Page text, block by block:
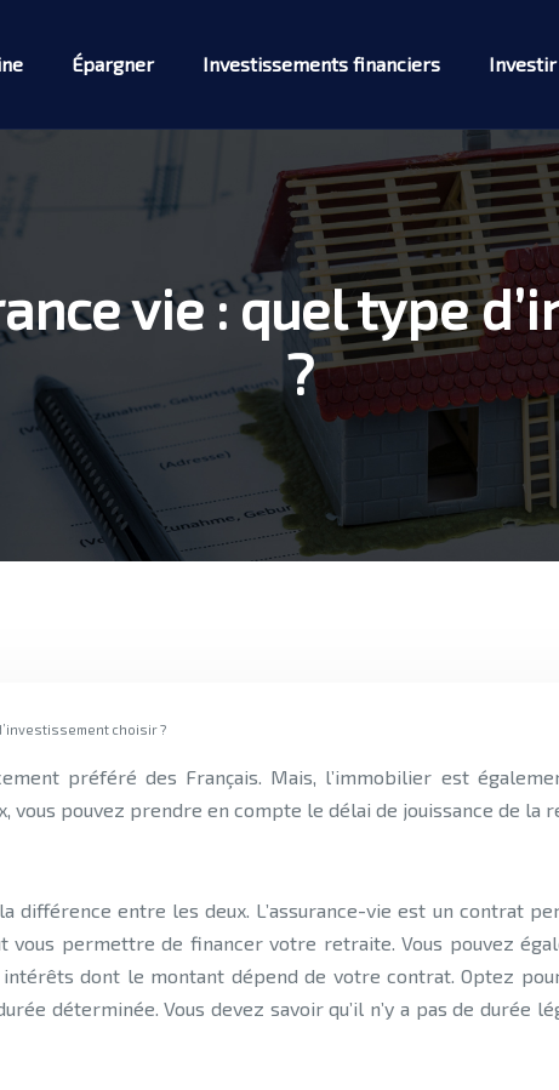
Épargner Investissements financiers Investir
vie : quel type
?
choisir ?
vous pouvez prendre en compte le délai de jouissance de la
entre les deux. L’assurance-vie est un contrat
vous permettre de financer votre retraite. Vous pouvez
dont le montant dépend de votre contrat. Optez
déterminée. Vous devez savoir qu’il n’y a pas de